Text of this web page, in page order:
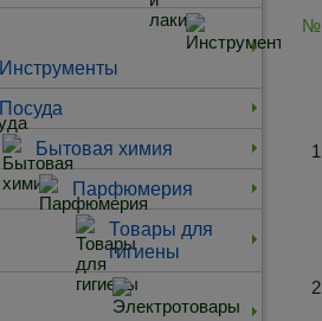
Инструменты
Посуда
Бытовая химия
Парфюмерия
Товары для
гигиены
№
1
2